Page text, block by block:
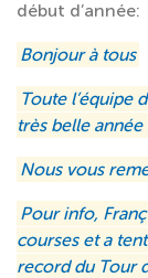
début d’année:
Bonjour à tous
Toute l’équipe
très belle année
Nous vous
Pour info,
courses et a
record du Tour